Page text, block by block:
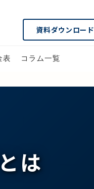
資料ダウンロード
表 コラム一覧
は